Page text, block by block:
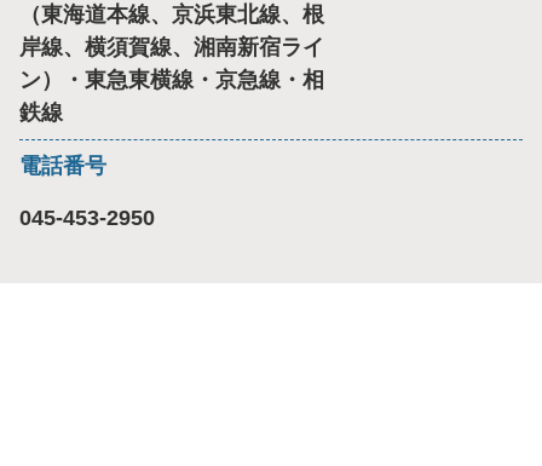
（東海道本線、京浜東北線、根
岸線、横須賀線、湘南新宿ライ
ン）・東急東横線・京急線・相
鉄線
電話番号
045-453-2950